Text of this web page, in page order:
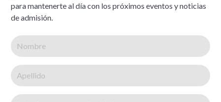
para mantenerte al día con los próximos eventos y noticias
de admisión.